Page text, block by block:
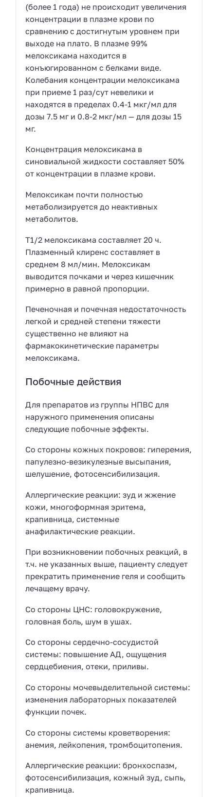
(более 1 года) не происходит увеличения
концентрации в плазме крови по
сравнению с достигнутым уровнем при
выходе на плато. В плазме 99%
мелоксикама находится в
конъюгированном с белками виде.
Колебания концентрации мелоксикама
при приеме 1 раз/сут невелики и
находятся в пределах 0.4-1 мкг/мл для
дозы 7.5 мг и 0.8-2 мкг/мл — для дозы 15
мг.
Концентрация мелоксикама в
синовиальной жидкости составляет 50%
от концентрации в плазме крови.
Мелоксикам почти полностью
метаболизируется до неактивных
метаболитов.
T1/2 мелоксикама составляет 20 ч.
Плазменный клиренс составляет в
среднем 8 мл/мин. Мелоксикам
выводится почками и через кишечник
примерно в равной пропорции.
Печеночная и почечная недостаточность
легкой и средней степени тяжести
существенно не влияют на
фармакокинетические параметры
мелоксикама.
Побочные действия
Для препаратов из группы НПВС для
наружного применения описаны
следующие побочные эффекты.
Со стороны кожных покровов: гиперемия,
папулезно-везикулезные высыпания,
шелушение, фотосенсибилизация.
Аллергические реакции: зуд и жжение
кожи, многоформная эритема,
крапивница, системные
анафилактические реакции.
При возникновении побочных реакций, в
т.ч. не указанных выше, пациенту следует
прекратить применение геля и сообщить
лечащему врачу.
Со стороны ЦНС: головокружение,
головная боль, шум в ушах.
Со стороны сердечно-сосудистой
системы: повышение АД, ощущения
сердцебиения, отеки, приливы.
Со стороны мочевыделительной системы:
изменения лабораторных показателей
функции почек.
Со стороны системы кроветворения:
анемия, лейкопения, тромбоцитопения.
Аллергические реакции: бронхоспазм,
фотосенсибилизация, кожный зуд, сыпь,
крапивница.